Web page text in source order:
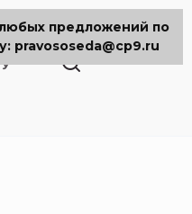
предложений по
pravososeda@cp9.ru